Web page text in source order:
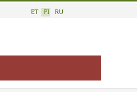
ET FI RU